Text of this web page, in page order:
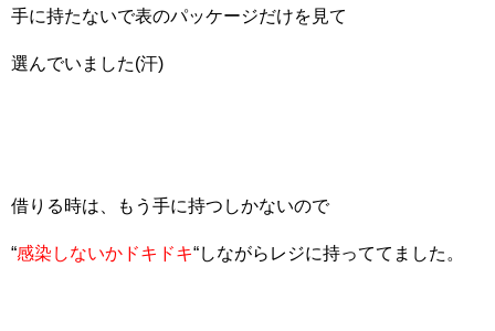
手に持たないで表のパッケージだけを見て
選んでいました(汗)
借りる時は、もう手に持つしかないので
“感染しないかドキドキ“しながらレジに持っててました。